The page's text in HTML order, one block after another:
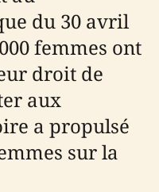
du 30 avril
femmes ont
droit de
aux
a propulsé
sur la